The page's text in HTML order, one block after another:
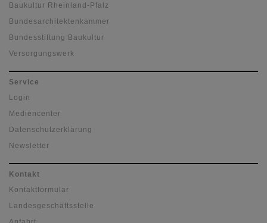
Baukultur Rheinland-Pfalz
Bundesarchitektenkammer
Bundesstiftung Baukultur
Versorgungswerk
Service
Login
Mediencenter
Datenschutzerklärung
Newsletter
Kontakt
Kontaktformular
Landesgeschäftsstelle